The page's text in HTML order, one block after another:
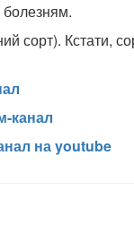
сорт). Кстати,
канал
на youtube